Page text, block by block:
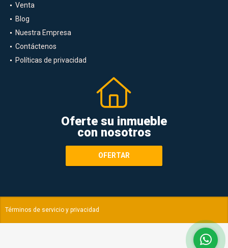
Venta
Blog
Nuestra Empresa
Contáctenos
Políticas de privacidad
Oferte su inmueble
con nosotros
OFERTAR
Términos de servicio y privacidad